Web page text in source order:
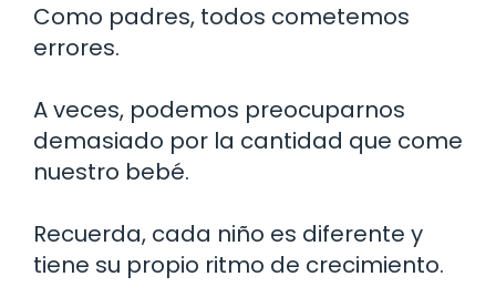
Como padres, todos cometemos
errores.
A veces, podemos preocuparnos
demasiado por la cantidad que come
nuestro bebé.
Recuerda, cada niño es diferente y
tiene su propio ritmo de crecimiento.